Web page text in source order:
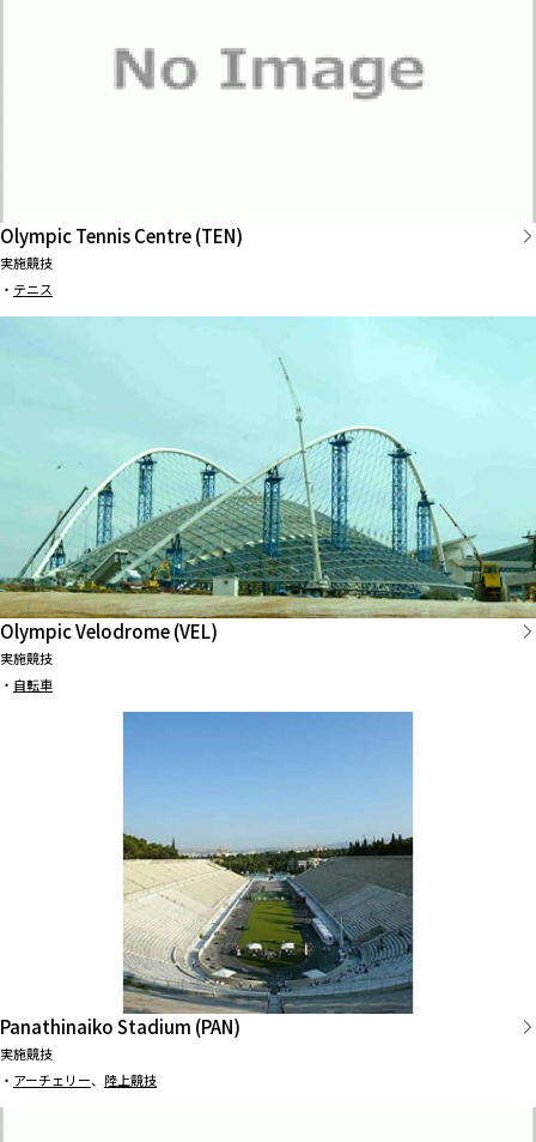
Olympic Tennis Centre (TEN)
実施競技
・ テニス
Olympic Velodrome (VEL)
実施競技
・ 自転車
Panathinaiko Stadium (PAN)
実施競技
・ アーチェリー、 陸上競技